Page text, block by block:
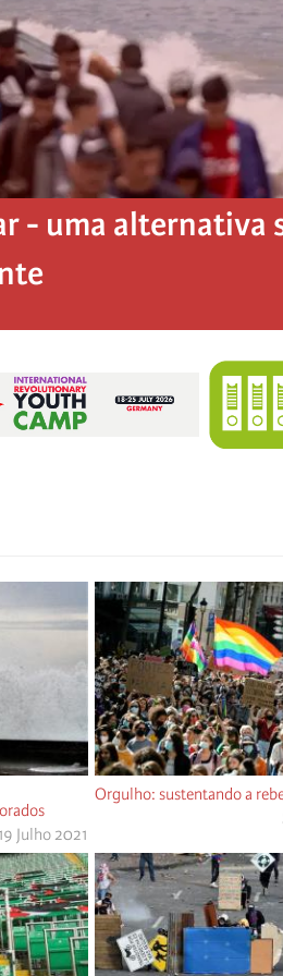
- uma alternativa
Julho 2021
Orgulho: sustentando a